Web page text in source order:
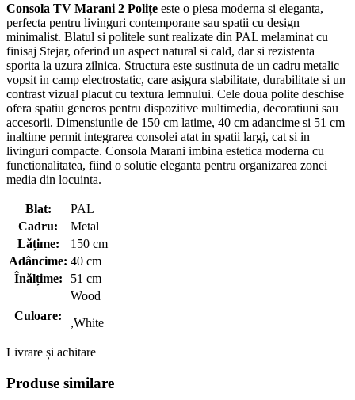
Consola TV Marani 2 Polițe este o piesa moderna si eleganta,
perfecta pentru livinguri contemporane sau spatii cu design
minimalist. Blatul si politele sunt realizate din PAL melaminat cu
finisaj Stejar, oferind un aspect natural si cald, dar si rezistenta
sporita la uzura zilnica. Structura este sustinuta de un cadru metalic
vopsit in camp electrostatic, care asigura stabilitate, durabilitate si un
contrast vizual placut cu textura lemnului. Cele doua polite deschise
ofera spatiu generos pentru dispozitive multimedia, decoratiuni sau
accesorii. Dimensiunile de 150 cm latime, 40 cm adancime si 51 cm
inaltime permit integrarea consolei atat in spatii largi, cat si in
livinguri compacte. Consola Marani imbina estetica moderna cu
functionalitatea, fiind o solutie eleganta pentru organizarea zonei
media din locuinta.
Blat:
PAL
Cadru:
Metal
Lățime:
150 cm
Adâncime: 40 cm
Înălțime:
51 cm
Culoare:
Wood
,White
Livrare și achitare
Produse similare